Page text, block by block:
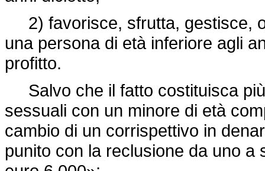
2) favorisce, sfrutta, gestisce,
una persona di età inferiore agli
profitto.
Salvo che il fatto costituisca
sessuali con un minore di età
cambio di un corrispettivo in
punito con la reclusione da uno a